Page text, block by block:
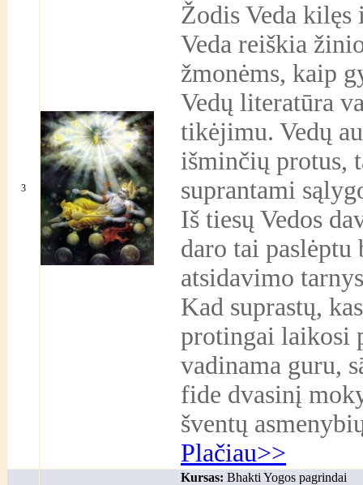
3
Žodis Veda
Veda reiškia
žmonėms, kaip
Vedų literatūra
tikėjimu. Vedų
išminčių protus,
suprantami
Iš tiesų Vedos
daro tai
atsidavimo
Kad suprastų,
protingai laikosi
vadinama guru,
fide dvasinį
šventų
Plačiau>>
Kursas: Bhakti Yogos pagrindai